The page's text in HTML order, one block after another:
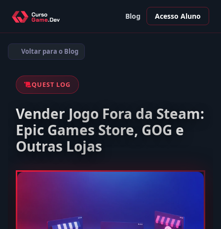
Blog Acesso Aluno
Voltar para o Blog
QUEST LOG
Vender Jogo Fora da Steam:
Epic Games Store, GOG e
Outras Lojas